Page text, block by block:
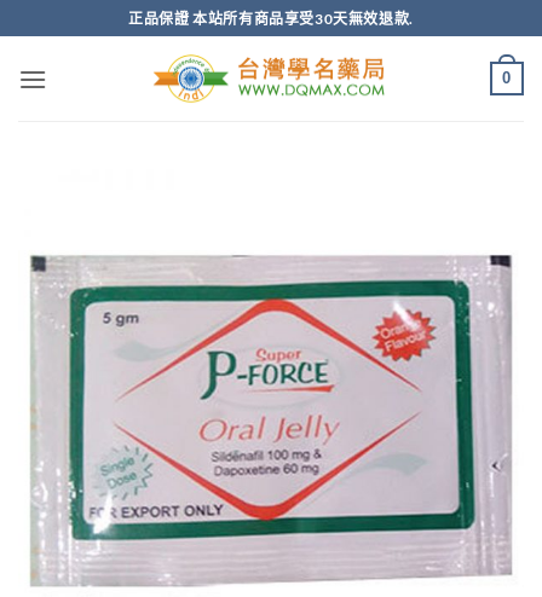
轉
正品保證 本站所有商品享受30天無效退款.
0